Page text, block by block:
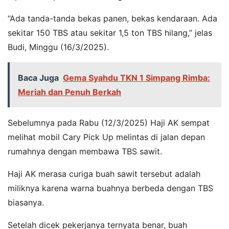
“Ada tanda-tanda bekas panen, bekas kendaraan. Ada
sekitar 150 TBS atau sekitar 1,5 ton TBS hilang,” jelas
Budi, Minggu (16/3/2025).
Baca Juga Gema Syahdu TKN 1 Simpang Rimba:
Meriah dan Penuh Berkah
Sebelumnya pada Rabu (12/3/2025) Haji AK sempat
melihat mobil Cary Pick Up melintas di jalan depan
rumahnya dengan membawa TBS sawit.
Haji AK merasa curiga buah sawit tersebut adalah
miliknya karena warna buahnya berbeda dengan TBS
biasanya.
Setelah dicek pekerjanya ternyata benar, buah